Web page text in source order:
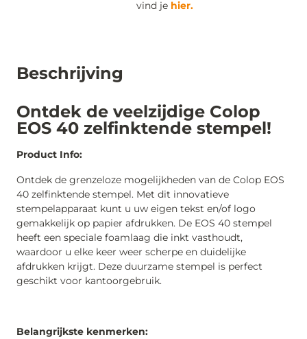
Beschrijving
Ontdek de veelzijdige Colop
EOS 40 zelfinktende stempel!
Product Info:
Ontdek de grenzeloze mogelijkheden van de Colop EOS
40 zelfinktende stempel. Met dit innovatieve
stempelapparaat kunt u uw eigen tekst en/of logo
gemakkelijk op papier afdrukken. De EOS 40 stempel
heeft een speciale foamlaag die inkt vasthoudt,
waardoor u elke keer weer scherpe en duidelijke
afdrukken krijgt. Deze duurzame stempel is perfect
geschikt voor kantoorgebruik.
Belangrijkste kenmerken:
vind je hier.